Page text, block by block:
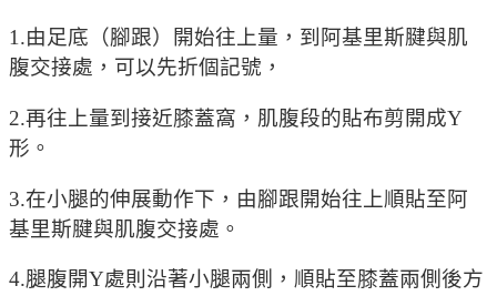
1.由足底（腳跟）開始往上量，到阿基里斯腱與肌
腹交接處，可以先折個記號，
2.再往上量到接近膝蓋窩，肌腹段的貼布剪開成Y
形。
3.在小腿的伸展動作下，由腳跟開始往上順貼至阿
基里斯腱與肌腹交接處。
4.腿腹開Y處則沿著小腿兩側，順貼至膝蓋兩側後方